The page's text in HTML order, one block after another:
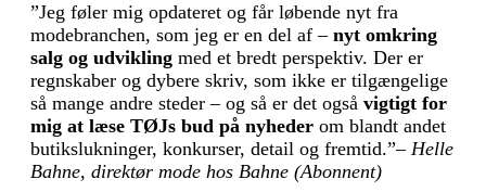
”Jeg føler mig opdateret og får løbende nyt fra
modebranchen, som jeg er en del af – nyt omkring
salg og udvikling med et bredt perspektiv. Der er
regnskaber og dybere skriv, som ikke er tilgængelige
så mange andre steder – og så er det også vigtigt for
mig at læse TØJs bud på nyheder om blandt andet
butikslukninger, konkurser, detail og fremtid.”– Helle
Bahne, direktør mode hos Bahne (Abonnent)